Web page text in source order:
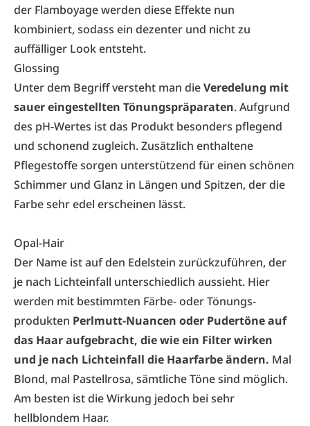
der Flamboyage werden diese Effekte nun
kombiniert, sodass ein dezenter und nicht zu
auffälliger Look entsteht.
Glossing
Unter dem Begriff versteht man dieVeredelung mit
sauer eingestellten Tönungspräparaten. Aufgrund
des pH-Wertes ist das Produkt besonders pflegend
und schonend zugleich. Zusätzlich enthaltene
Pflegestoffe sorgen unterstützend für einen schönen
Schimmer und Glanz in Längen und Spitzen, der die
Farbe sehr edel erscheinen lässt.
Opal-Hair
Der Name ist auf den Edelstein zurückzuführen, der
je nach Lichteinfall unterschiedlich aussieht. Hier
werden mit bestimmten Färbe- oder Tönungs­
produkten Perlmutt-Nuancen oder Pudertöne auf
das Haar aufgebracht, die wie ein Filter wirken
und je nach Lichteinfall die Haarfarbe ändern. Mal
Blond, mal Pastellrosa, sämtliche Töne sind möglich.
Am besten ist die Wirkung jedoch bei sehr
hellblondem Haar.